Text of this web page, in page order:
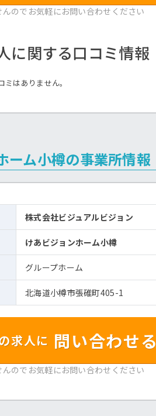
のでお気軽にお問い合わせください
に関する口コミ情報
はありません。
ーム小樽の事業所情報
株式会社ビジュアルビジョン
けあビジョンホーム小樽
グループホーム
北海道小樽市張碓町405-1
求人に 問い合わせる
のでお気軽にお問い合わせください